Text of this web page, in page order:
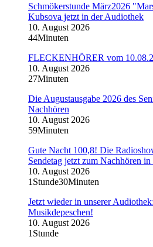
Schmökerstunde März2026
Kubsova jetzt in der Audiothek
10. August 2026
44Minuten
FLECKENHÖRER vom
10. August 2026
27Minuten
Die Augustausgabe 2026 des
Nachhören
10. August 2026
59Minuten
Gute Nacht 100,8! Die
Sendetag jetzt zum Nachhören
10. August 2026
1Stunde30Minuten
Jetzt wieder in unserer
Musikdepeschen!
10. August 2026
1Stunde